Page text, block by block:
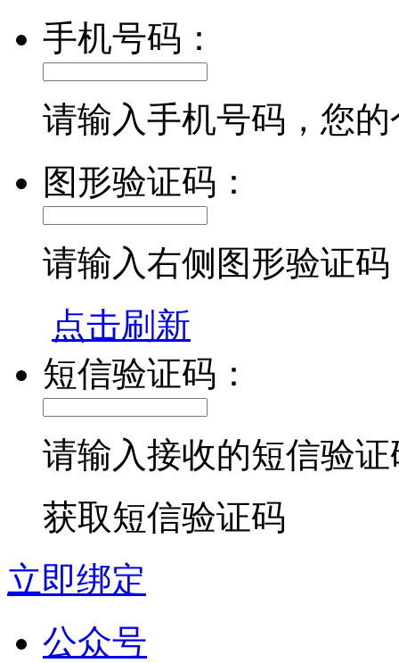
手机号码：
请输入手机号码，您
图形验证码：
请输入右侧图形验证码
点击刷新
短信验证码：
请输入接收的短信验证
获取短信验证码
立即绑定
公众号